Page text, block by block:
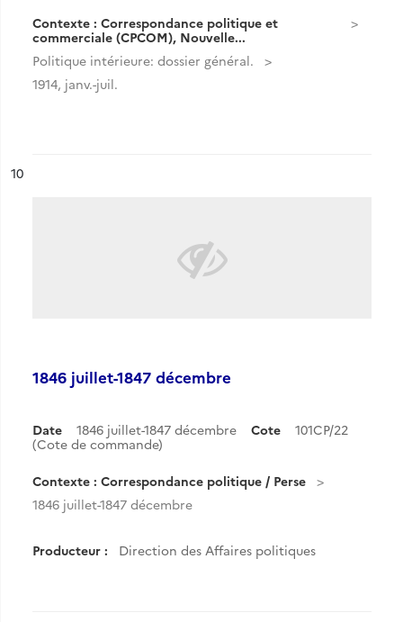
Contexte : Correspondance politique et
commerciale (CPCOM), Nouvelle...
Politique intérieure: dossier général.
1914, janv.-juil.
n°
10
1846 juillet-1847 décembre
Date 1846 juillet-1847 décembre Cote
101CP/22
(Cote de commande)
Contexte : Correspondance politique / Perse
1846 juillet-1847 décembre
Producteur : Direction des Affaires politiques